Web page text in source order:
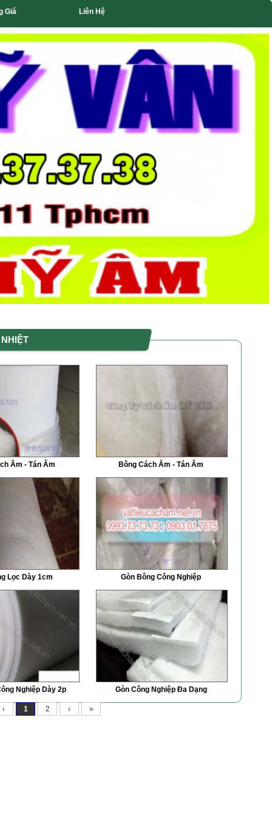
Giá Liên Hệ
Âm - Tán Âm Bông Cách Âm - Tán Âm
Lọc Dày 1cm Gòn Bông Công Nghiệp
Nghiệp Dày 2p Gòn Công Nghiệp Đa Dạng
‹ 1 2 › »